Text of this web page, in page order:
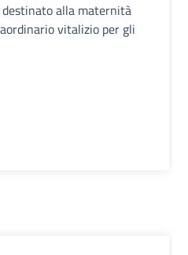
alla maternità
vitalizio per gli